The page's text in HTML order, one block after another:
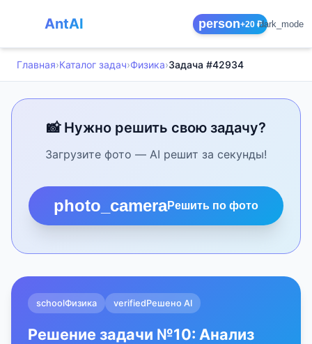
AntAI person+20 ₽dark_mode
Главная›Каталог задач›Физика›Задача #42934
📸 Нужно решить свою задачу?
Загрузите фото — AI решит за секунды!
photo_cameraРешить по фото
schoolФизика verifiedРешено AI
Решение задачи №10: Анализ